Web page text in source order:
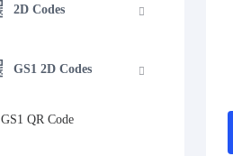
2D Codes
GS1 2D Codes
GS1 QR Code